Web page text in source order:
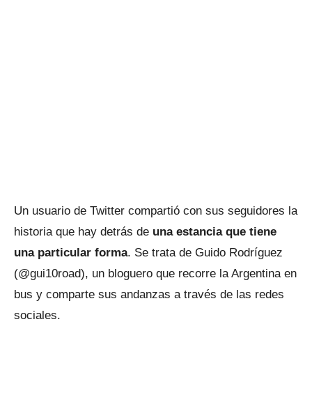
Un usuario de Twitter compartió con sus seguidores la
historia que hay detrás de una estancia que tiene
una particular forma. Se trata de Guido Rodríguez
(@gui10road), un bloguero que recorre la Argentina en
bus y comparte sus andanzas a través de las redes
sociales.